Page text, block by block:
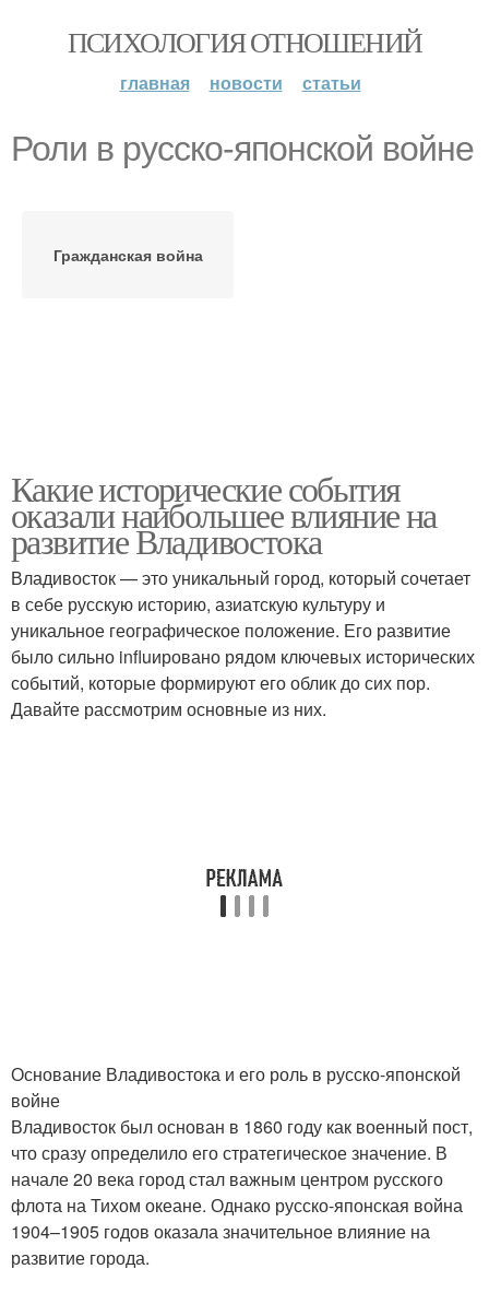
ПСИХОЛОГИЯ ОТНОШЕНИЙ
главная новости статьи
Роли в русско-японской войне
Гражданская война
Какие исторические события
оказали наибольшее влияние на
развитие Владивостока
Владивосток — это уникальный город, который сочетает
в себе русскую историю, азиатскую культуру и
уникальное географическое положение. Его развитие
было сильно influировано рядом ключевых исторических
событий, которые формируют его облик до сих пор.
Давайте рассмотрим основные из них.
Основание Владивостока и его роль в русско-японской
войне
Владивосток был основан в 1860 году как военный пост,
что сразу определило его стратегическое значение. В
начале 20 века город стал важным центром русского
флота на Тихом океане. Однако русско-японская война
1904–1905 годов оказала значительное влияние на
развитие города.